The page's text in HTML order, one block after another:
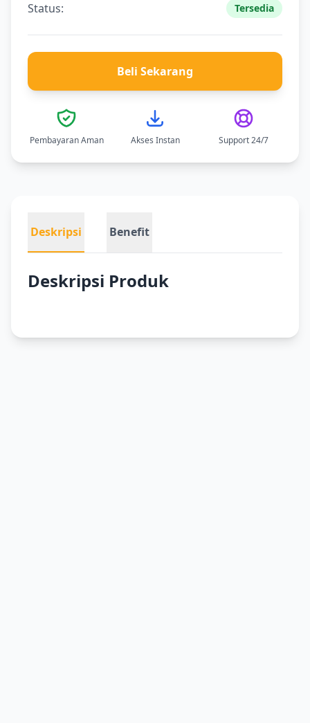
Status:
Tersedia
Beli Sekarang
Pembayaran Aman Akses Instan Support 24/7
Deskripsi Benefit
Deskripsi Produk